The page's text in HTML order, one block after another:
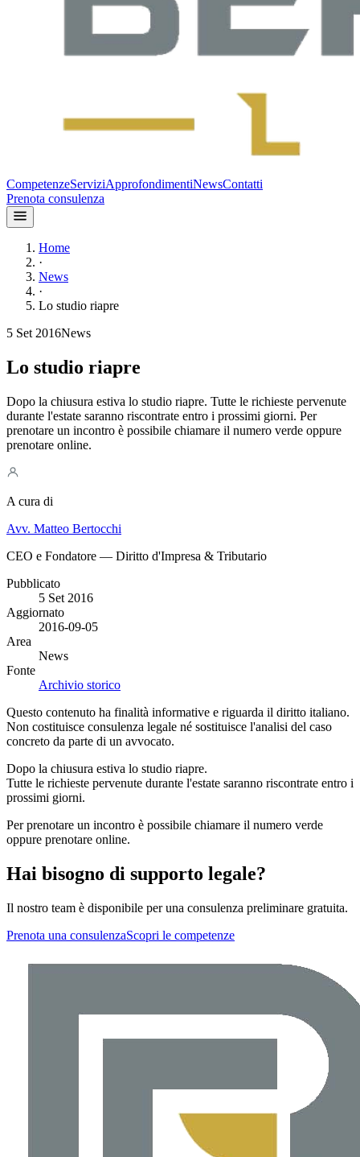
CompetenzeServiziApprofondimentiNewsContatti
Prenota consulenza
Home
·
News
·
Lo studio riapre
5 Set 2016News
Lo studio riapre
Dopo la chiusura estiva lo studio riapre. Tutte le richieste pervenute
durante l'estate saranno riscontrate entro i prossimi giorni. Per
prenotare un incontro è possibile chiamare il numero verde oppure
prenotare online.
A cura di
Avv. Matteo Bertocchi
CEO e Fondatore — Diritto d'Impresa & Tributario
Pubblicato
5 Set 2016
Aggiornato
2016-09-05
Area
News
Fonte
Archivio storico
Questo contenuto ha finalità informative e riguarda il diritto italiano.
Non costituisce consulenza legale né sostituisce l'analisi del caso
concreto da parte di un avvocato.
Dopo la chiusura estiva lo studio riapre.
Tutte le richieste pervenute durante l'estate saranno riscontrate entro i
prossimi giorni.
Per prenotare un incontro è possibile chiamare il numero verde
oppure prenotare online.
Hai bisogno di supporto legale?
Il nostro team è disponibile per una consulenza preliminare gratuita.
Prenota una consulenzaScopri le competenze